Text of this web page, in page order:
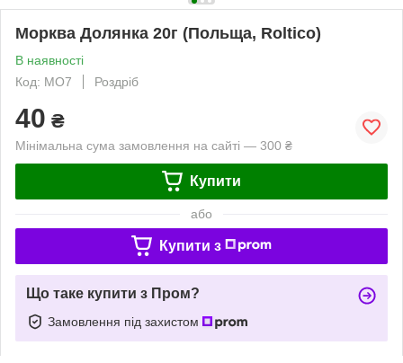
Морква Долянка 20г (Польща, Roltico)
В наявності
Код: MO7
Роздріб
40 ₴
Мінімальна сума замовлення на сайті — 300 ₴
Купити
або
Купити з
Що таке купити з Пром?
Замовлення під захистом